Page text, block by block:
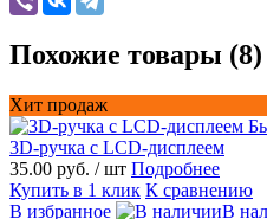
Похожие товары (8)
Хит продаж
3D-ручка с LCD-дисплеем
35.00 руб. / шт Подробнее
Купить в 1 клик К сравнению
В избранное
В